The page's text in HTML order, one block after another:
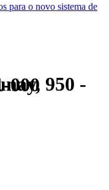
para o novo sistema de
000